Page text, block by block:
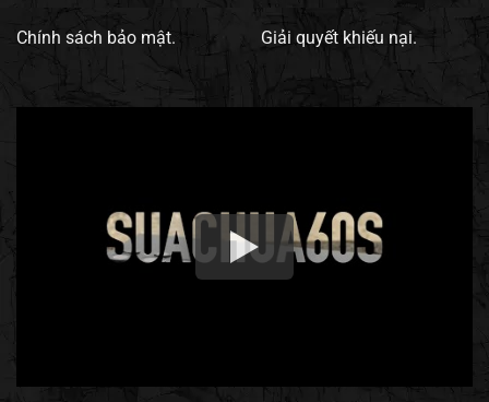
Chính sách bảo mật. Giải quyết khiếu nại.